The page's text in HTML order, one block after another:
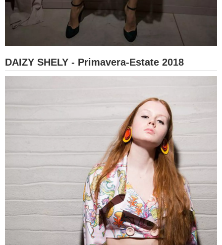
DAIZY SHELY - Primavera-Estate 2018